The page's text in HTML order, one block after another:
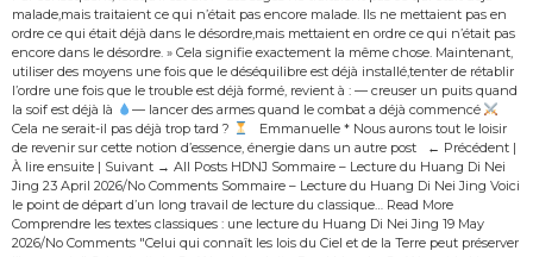
malade,mais traitaient ce qui n’était pas encore malade. Ils ne mettaient pas en
ordre ce qui était déjà dans le désordre,mais mettaient en ordre ce qui n’était pas
encore dans le désordre. » Cela signifie exactement la même chose. Maintenant,
utiliser des moyens une fois que le déséquilibre est déjà installé,tenter de rétablir
l’ordre une fois que le trouble est déjà formé, revient à : — creuser un puits quand
la soif est déjà là
— lancer des armes quand le combat a déjà commencé
Cela ne serait-il pas déjà trop tard ?
Emmanuelle * Nous aurons tout le loisir
de revenir sur cette notion d’essence, énergie dans un autre post ← Précédent |
À lire ensuite | Suivant → All Posts HDNJ Sommaire – Lecture du Huang Di Nei
Jing 23 April 2026/No Comments Sommaire – Lecture du Huang Di Nei Jing Voici
le point de départ d’un long travail de lecture du classique… Read More
Comprendre les textes classiques : une lecture du Huang Di Nei Jing 19 May
2026/No Comments "Celui qui connaît les lois du Ciel et de la Terre peut préserver